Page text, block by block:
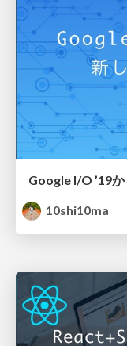
Google I/O ’19
10shi10ma